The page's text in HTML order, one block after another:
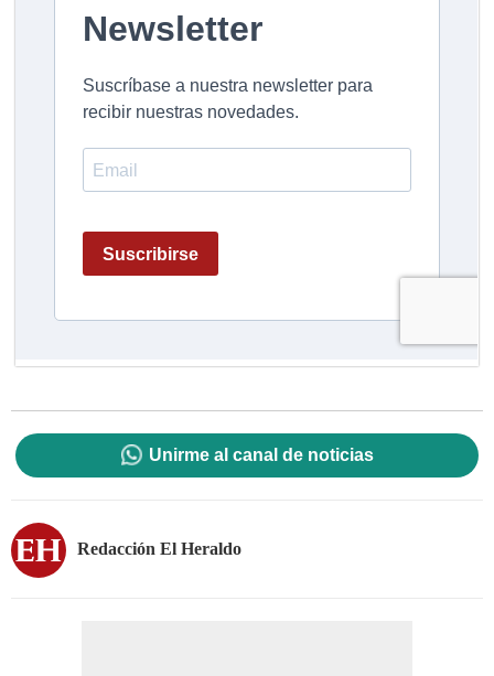
Unirme al canal de noticias
Redacción El Heraldo